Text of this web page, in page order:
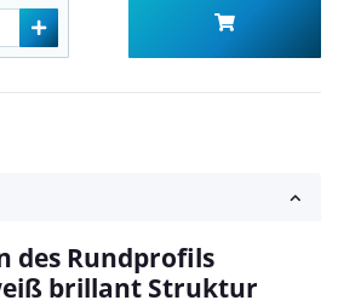
des Rundprofils
brillant Struktur